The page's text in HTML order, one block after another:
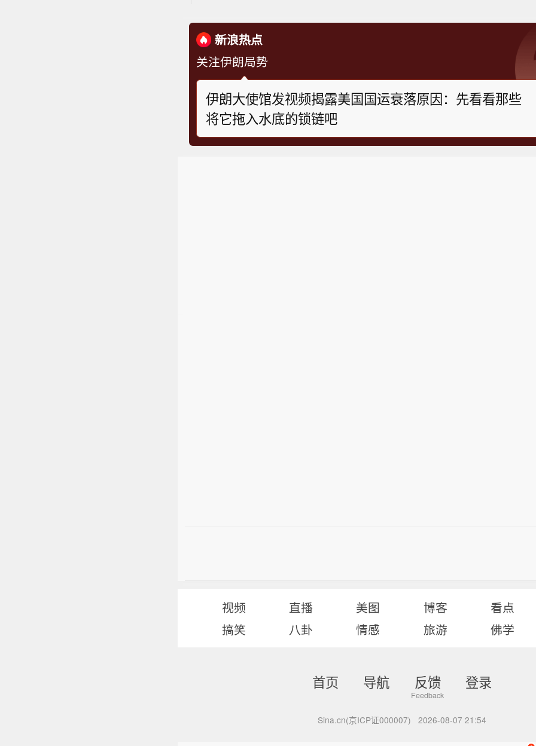
新浪热点
关注伊朗局势
伊朗大使馆发视频揭露美国国运衰落原因：先看看那些
将它拖入水底的锁链吧
视频 直播 美图 博客
看点
搞笑
八卦 情感 旅游 佛学
首页 导航 反馈 登录
Sina.cn(京ICP证000007) 2026-08-07 21:54